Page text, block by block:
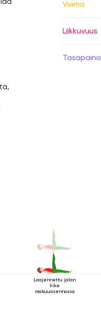
Voima
Liikkuvuus
Tasapaino
Laajennettu jalan
liike
makuuasennossa